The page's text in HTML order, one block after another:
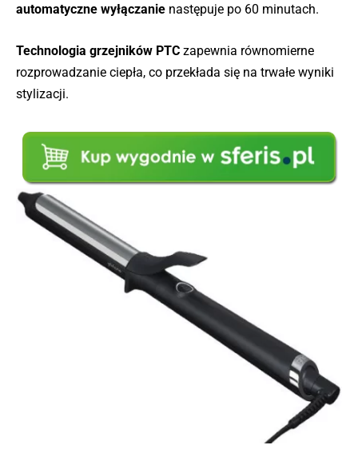
automatyczne wyłączanie następuje po 60 minutach.
Technologia grzejników PTC zapewnia równomierne
rozprowadzanie ciepła, co przekłada się na trwałe wyniki
stylizacji.